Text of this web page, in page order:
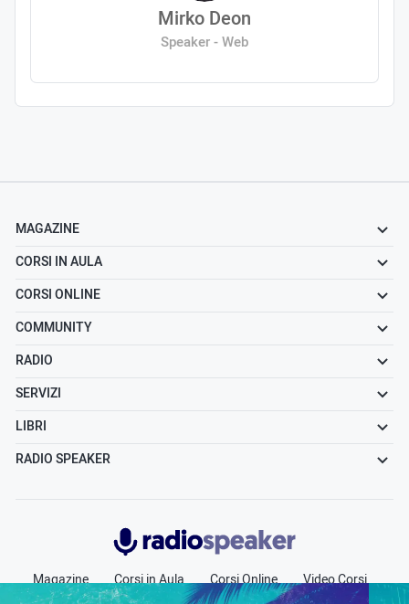
Mirko Deon
Speaker - Web
MAGAZINE
CORSI IN AULA
CORSI ONLINE
COMMUNITY
RADIO
SERVIZI
LIBRI
RADIO SPEAKER
Radiospeaker.it
Magazine Corsi in Aula Corsi Online
Video Corsi